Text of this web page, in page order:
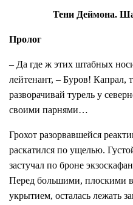
Тени Деймона.
Пролог
– Да где ж этих штабных
лейтенант, – Буров! Капрал,
разворачивай турель у
своими парнями…
Грохот разорвавшейся
раскатился по ущелью.
застучал по броне
Перед большими, плоскими
укрытием, осталась лежать